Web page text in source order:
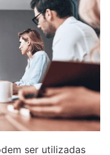
ser utilizadas